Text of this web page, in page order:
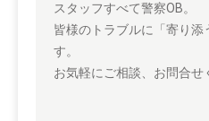
スタッフすべて警察OB。
皆様のトラブルに「寄り添
す。
お気軽にご相談、お問合せ